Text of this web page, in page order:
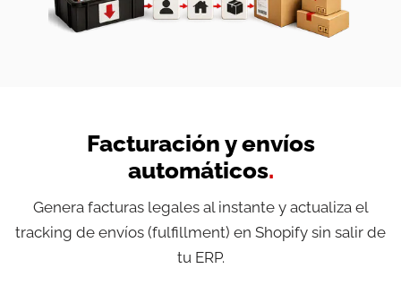
Facturación y envíos
automáticos.
Genera facturas legales al instante y actualiza el
tracking de envíos (fulfillment) en Shopify sin salir de
tu ERP.